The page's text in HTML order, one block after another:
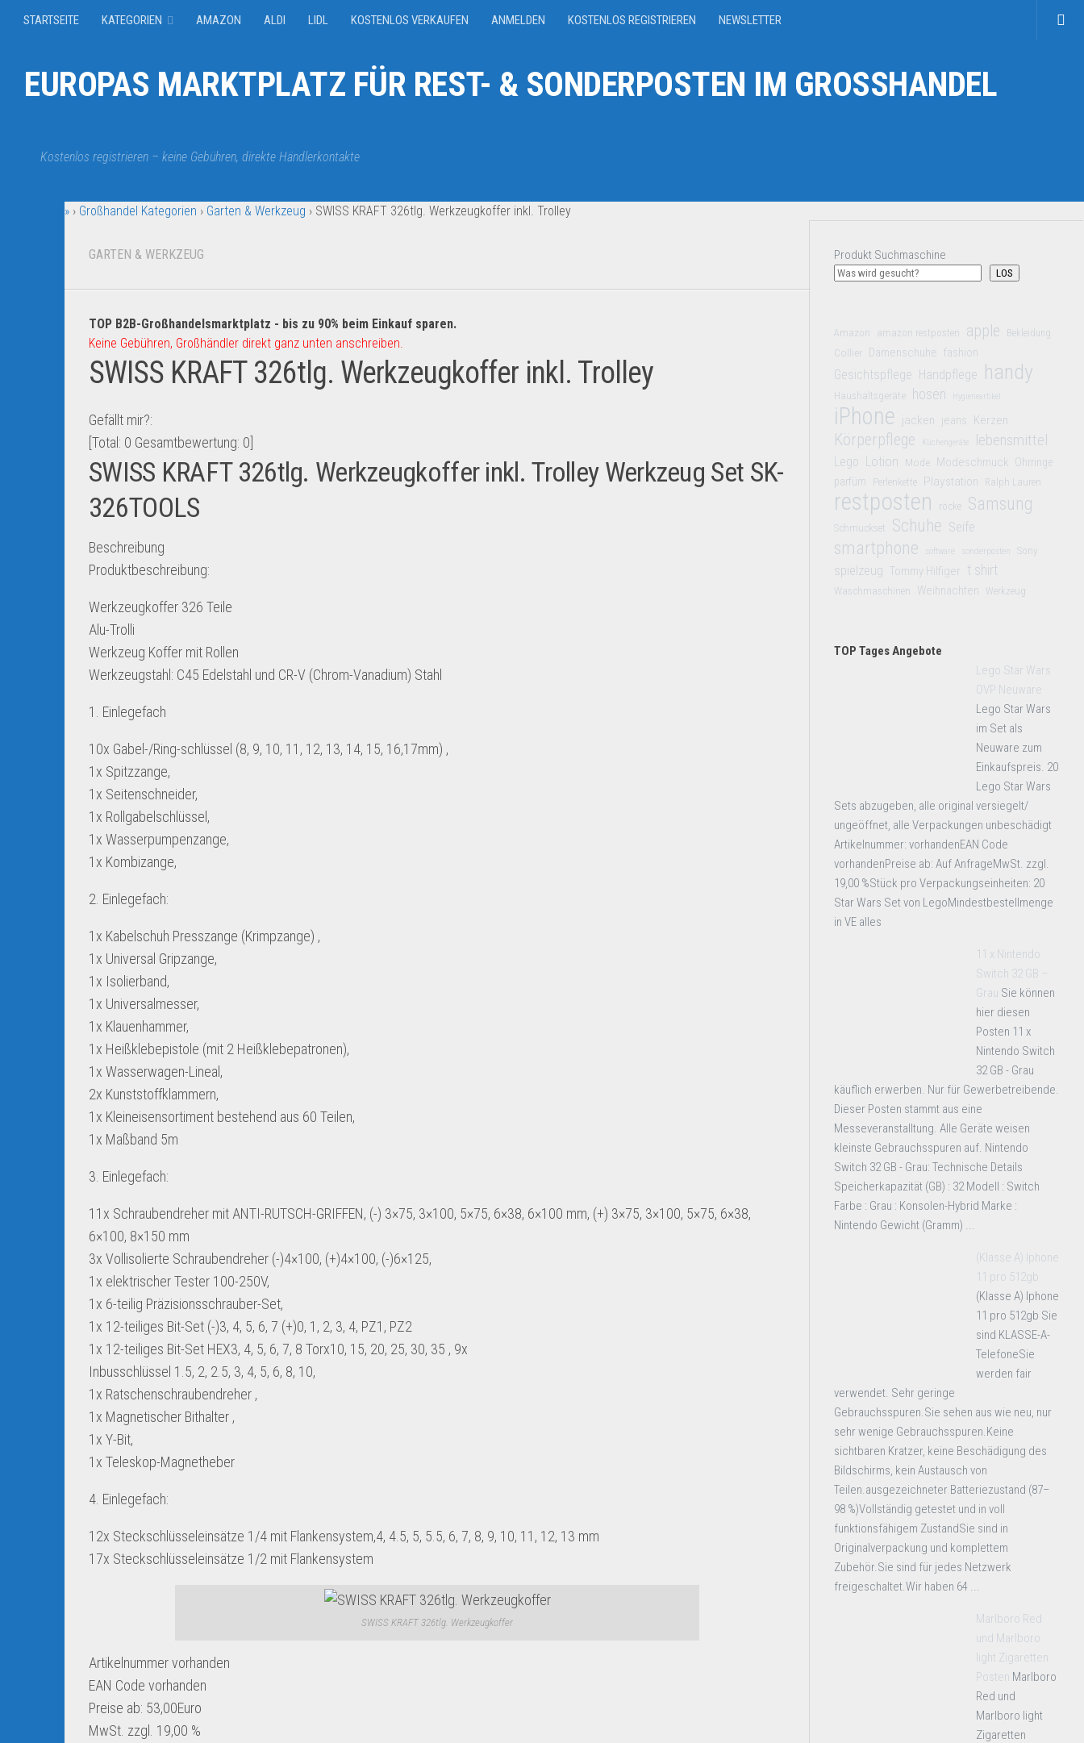
STARTSEITE KATEGORIEN AMAZON ALDI LIDL KOSTENLOS VERKAUFEN ANMELDEN KOSTENLOS REGISTRIEREN NEWSLETTER
EUROPAS MARKTPLATZ FÜR REST- & SONDERPOSTEN IM GROSSHANDEL
Kostenlos registrieren – keine Gebühren, direkte Händlerkontakte
» › Großhandel Kategorien › Garten & Werkzeug › SWISS KRAFT 326tlg. Werkzeugkoffer inkl. Trolley
GARTEN & WERKZEUG
TOP B2B-Großhandelsmarktplatz - bis zu 90% beim Einkauf sparen.
Keine Gebühren, Großhändler direkt ganz unten anschreiben.
SWISS KRAFT 326tlg. Werkzeugkoffer inkl. Trolley
Gefällt mir?:
[Total: 0 Gesamtbewertung: 0
SWISS KRAFT 326tlg. Werkzeugkoffer inkl. Trolley Werkzeug Set SK-
326TOOLS
Beschreibung
Produktbeschreibung:
Werkzeugkoffer 326 Teile
Alu-Trolli
Werkzeug Koffer mit Rollen
Werkzeugstahl: C45 Edelstahl und CR-V (Chrom-Vanadium) Stahl
1. Einlegefach
10x Gabel-/Ring-schlüssel (8, 9, 10, 11, 12, 13, 14, 15, 16,17mm) ,
1x Spitzzange,
1x Seitenschneider,
1x Rollgabelschlüssel,
1x Wasserpumpenzange,
1x Kombizange,
2. Einlegefach:
1x Kabelschuh Presszange (Krimpzange) ,
1x Universal Gripzange,
1x Isolierband,
1x Universalmesser,
1x Klauenhammer,
1x Heißklebepistole (mit 2 Heißklebepatronen),
1x Wasserwagen-Lineal,
2x Kunststoffklammern,
1x Kleineisensortiment bestehend aus 60 Teilen,
1x Maßband 5m
3. Einlegefach:
11x Schraubendreher mit ANTI-RUTSCH-GRIFFEN, (-) 3×75, 3×100, 5×75, 6×38, 6×100 mm, (+) 3×75, 3×100, 5×75, 6×38,
6×100, 8×150 mm
3x Vollisolierte Schraubendreher (-)4×100, (+)4×100, (-)6×125,
1x elektrischer Tester 100-250V,
1x 6-teilig Präzisionsschrauber-Set,
1x 12-teiliges Bit-Set (-)3, 4, 5, 6, 7 (+)0, 1, 2, 3, 4, PZ1, PZ2
1x 12-teiliges Bit-Set HEX3, 4, 5, 6, 7, 8 Torx10, 15, 20, 25, 30, 35 , 9x
Inbusschlüssel 1.5, 2, 2.5, 3, 4, 5, 6, 8, 10,
1x Ratschenschraubendreher ,
1x Magnetischer Bithalter ,
1x Y-Bit,
1x Teleskop-Magnetheber
4. Einlegefach:
12x Steckschlüsseleinsätze 1/4 mit Flankensystem,4, 4.5, 5, 5.5, 6, 7, 8, 9, 10, 11, 12, 13 mm
17x Steckschlüsseleinsätze 1/2 mit Flankensystem
SWISS KRAFT 326tlg. Werkzeugkoffer
Artikelnummervorhanden
EAN Code vorhanden
Preise ab: 53,00Euro
MwSt. zzgl. 19,00 %
Produkt Suchmaschine
LOS
Amazon amazon restposten apple Bekleidung
Collier Damenschuhe fashion
Gesichtspflege Handpflege handy
Haushaltsgeräte hosen Hygieneartikel
iPhone jacken jeans Kerzen
Körperpflege Küchengeräte lebensmittel
Lego Lotion Mode Modeschmuck Ohrringe
parfüm
Perlenkette Playstation Ralph Lauren
restposten röcke Samsung
Schmuckset Schuhe Seife
smartphone software sonderposten Sony
spielzeug Tommy Hilfiger t shirt
Waschmaschinen Weihnachten Werkzeug
TOP Tages Angebote
Lego Star Wars
OVP Neuware
Lego Star Wars
im Set als
Neuware zum
Einkaufspreis. 20
Lego Star Wars
Sets abzugeben, alle original versiegelt/
ungeöffnet, alle Verpackungen unbeschädigt
Artikelnummer: vorhandenEAN Code
vorhandenPreise ab: Auf AnfrageMwSt. zzgl.
19,00 %Stück pro Verpackungseinheiten: 20
Star Wars Set von LegoMindestbestellmenge
in VE alles
11 x Nintendo
Switch 32 GB –
Grau Sie können
hier diesen
Posten 11 x
Nintendo Switch
32 GB - Grau
käuflich erwerben. Nur für Gewerbetreibende.
Dieser Posten stammt aus eine
Messeveranstalltung. Alle Geräte weisen
kleinste Gebrauchsspuren auf. Nintendo
Switch 32 GB - Grau: Technische Details
Speicherkapazität (GB) : 32 Modell : Switch
Farbe : Grau : Konsolen-Hybrid Marke :
Nintendo Gewicht (Gramm) ...
(Klasse A) Iphone
11 pro 512gb
(Klasse A) Iphone
11 pro 512gb Sie
sind KLASSE-A-
TelefoneSie
werden fair
verwendet. Sehr geringe
Gebrauchsspuren.Sie sehen aus wie neu, nur
sehr wenige Gebrauchsspuren.Keine
sichtbaren Kratzer, keine Beschädigung des
Bildschirms, kein Austausch von
Teilen.ausgezeichneter Batteriezustand (87–
98 %)Vollständig getestet und in voll
funktionsfähigem ZustandSie sind in
Originalverpackung und komplettem
Zubehör.Sie sind für jedes Netzwerk
freigeschaltet.Wir haben 64 ...
Marlboro Red
und Marlboro
light Zigaretten
Posten Marlboro
Red und
Marlboro light
Zigaretten